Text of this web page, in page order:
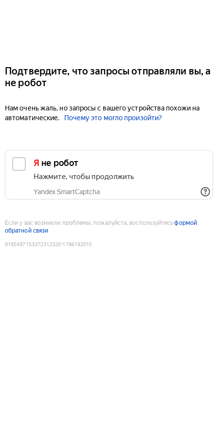
Подтвердите, что запросы отправляли вы, а
не робот
Нам очень жаль, но запросы с вашего устройства похожи на
автоматические.
Почему это могло произойти?
Я не робот
Нажмите, чтобы продолжить
Yandex SmartCaptcha
Если у вас возникли проблемы, пожалуйста, воспользуйтесьформой
обратной связи
9185497153372312320:1786142015